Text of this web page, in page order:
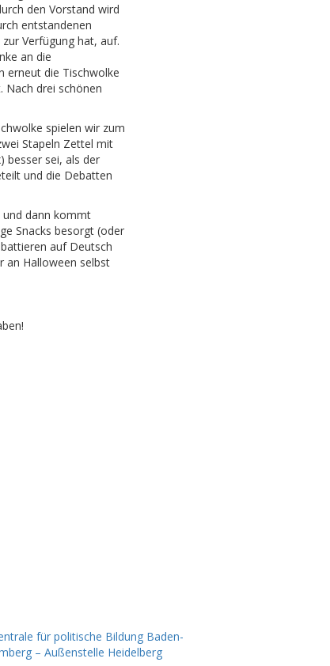
den Vorstand wird
entstandenen
Verfügung hat, auf.
an die
erneut die Tischwolke
Nach drei schönen
spielen wir zum
Stapeln Zettel mit
besser sei, als der
und die Debatten
und dann kommt
Snacks besorgt (oder
auf Deutsch
an Halloween selbst